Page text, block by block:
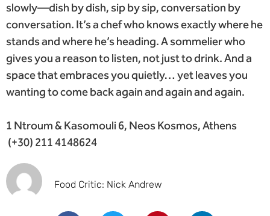
slowly—dish by dish, sip by sip, conversation by
conversation. It’s a chef who knows exactly where he
stands and where he’s heading. A sommelier who
gives you a reason to listen, not just to drink. And a
space that embraces you quietly… yet leaves you
wanting to come back again and again and again.
1 Ntroum & Kasomouli 6, Neos Kosmos, Athens
(+30) 211 4148624
Food Critic: Nick Andrew